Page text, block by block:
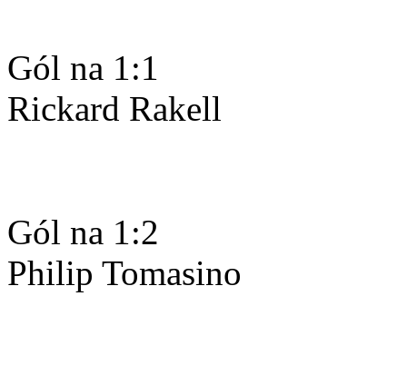
Gól na 1:1
Rickard Rakell
Gól na 1:2
Philip Tomasino